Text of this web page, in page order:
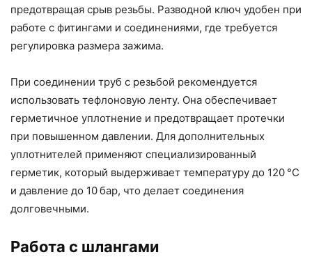
предотвращая срыв резьбы. Разводной ключ удобен при
работе с фитингами и соединениями, где требуется
регулировка размера зажима.
При соединении труб с резьбой рекомендуется
использовать тефлоновую ленту. Она обеспечивает
герметичное уплотнение и предотвращает протечки
при повышенном давлении. Для дополнительных
уплотнителей применяют специализированный
герметик, который выдерживает температуру до 120 °C
и давление до 10 бар, что делает соединения
долговечными.
Работа с шлангами